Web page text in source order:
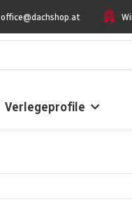
office@dachshop.at
Verlegeprofile